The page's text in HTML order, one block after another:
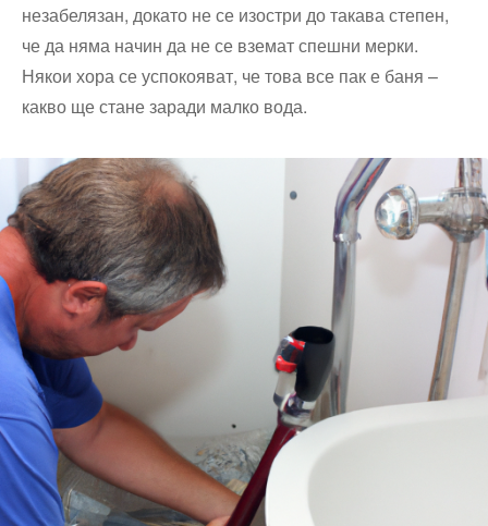
незабелязан, докато не се изостри до такава степен,
че да няма начин да не се вземат спешни мерки.
Някои хора се успокояват, че това все пак е баня –
какво ще стане заради малко вода.